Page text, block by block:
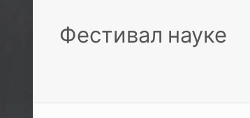
Фестивал науке